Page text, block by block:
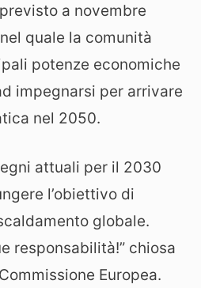
a novembre
quale la comunità
potenze economiche
impegnarsi per arrivare
nel 2050.
attuali per il 2030
l’obiettivo di
globale.
responsabilità!” chiosa
Europea.